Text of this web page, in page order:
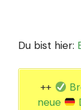
Du bist hier:
++
neue